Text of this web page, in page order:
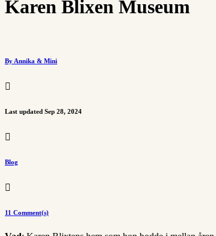
Karen Blixen Museum
By Annika & Mini

Last updated Sep 28, 2024

Blog

11 Comment(s)